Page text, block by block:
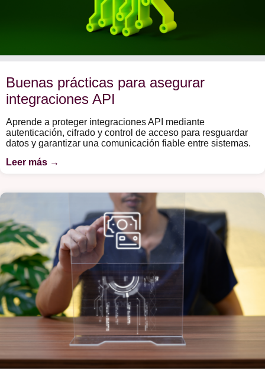
Buenas prácticas para asegurar
integraciones API
Aprende a proteger integraciones API mediante
autenticación, cifrado y control de acceso para resguardar
datos y garantizar una comunicación fiable entre sistemas.
Leer más →